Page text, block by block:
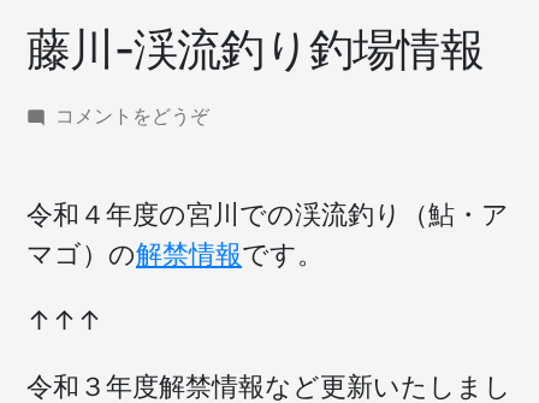
藤川-渓流釣り釣場情報
コメントをどうぞ(藤
流
釣
り
令和４年度の宮川での渓流釣り（鮎・ア
マゴ）の解禁情報です。
↑↑↑
令和３年度解禁情報など更新いたしまし